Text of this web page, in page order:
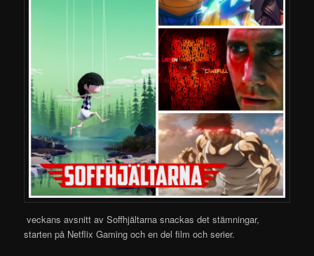
veckans avsnitt av Soffhjältarna snackas det stämningar,
starten på Netflix Gaming och en del film och serier.